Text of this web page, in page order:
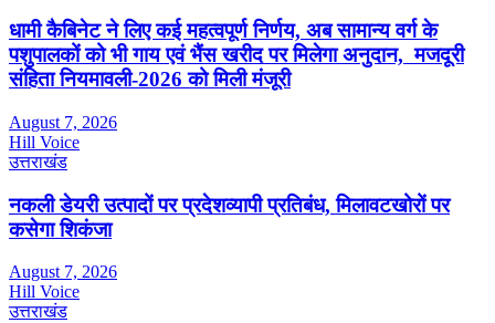
धामी कैबिनेट ने लिए कई महत्वपूर्ण निर्णय, अब सामान्य वर्ग के
पशुपालकों को भी गाय एवं भैंस खरीद पर मिलेगा अनुदान, मजदूरी
संहिता नियमावली-2026 को मिली मंजूरी
August 7, 2026
Hill Voice
उत्तराखंड
नकली डेयरी उत्पादों पर प्रदेशव्यापी प्रतिबंध, मिलावटखोरों पर
कसेगा शिकंजा
August 7, 2026
Hill Voice
उत्तराखंड